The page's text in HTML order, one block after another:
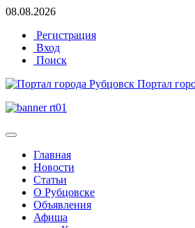
08.08.2026
Регистрация
Вход
Поиск
Портал
Главная
Новости
Статьи
О Рубцовске
Объявления
Афиша